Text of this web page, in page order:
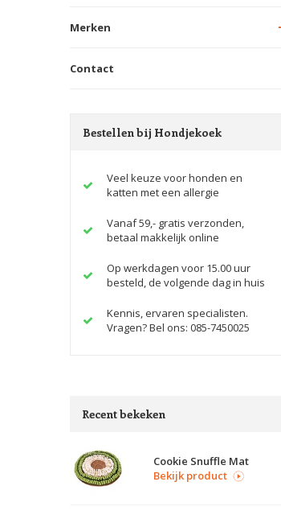
Merken
Contact
Bestellen bij Hondjekoek
Veel keuze voor honden en
katten met een allergie
Vanaf 59,- gratis verzonden,
betaal makkelijk online
Op werkdagen voor 15.00 uur
besteld, de volgende dag in huis
Kennis, ervaren specialisten.
Vragen? Bel ons: 085-7450025
Recent bekeken
Cookie Snuffle Mat
Bekijk product